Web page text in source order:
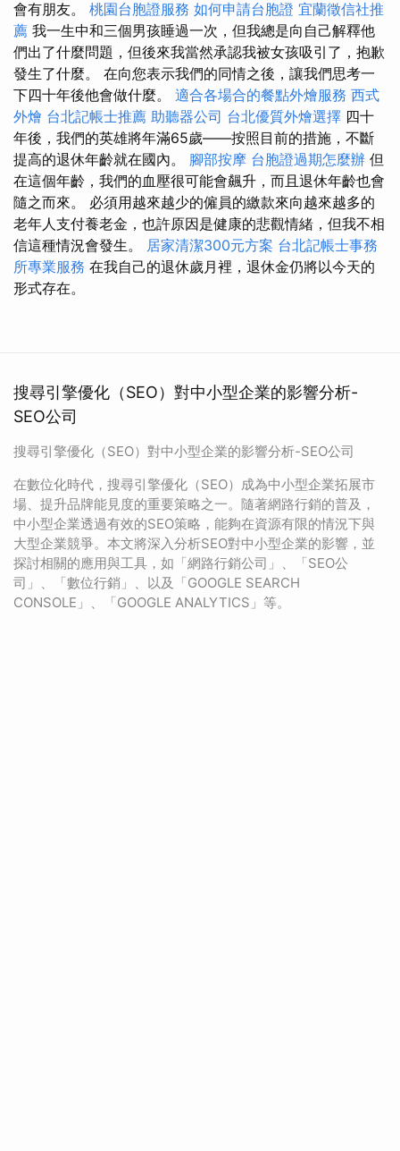
會有朋友。 桃園台胞證服務 如何申請台胞證 宜蘭徵信社推
薦 我一生中和三個男孩睡過一次，但我總是向自己解釋他
們出了什麼問題，但後來我當然承認我被女孩吸引了，抱歉
發生了什麼。 在向您表示我們的同情之後，讓我們思考一
下四十年後他會做什麼。 適合各場合的餐點外燴服務 西式
外燴 台北記帳士推薦 助聽器公司 台北優質外燴選擇 四十
年後，我們的英雄將年滿65歲——按照目前的措施，不斷
提高的退休年齡就在國內。 腳部按摩 台胞證過期怎麼辦 但
在這個年齡，我們的血壓很可能會飆升，而且退休年齡也會
隨之而來。 必須用越來越少的僱員的繳款來向越來越多的
老年人支付養老金，也許原因是健康的悲觀情緒，但我不相
信這種情況會發生。 居家清潔300元方案 台北記帳士事務
所專業服務 在我自己的退休歲月裡，退休金仍將以今天的
形式存在。
搜尋引擎優化（SEO）對中小型企業的影響分析-
SEO公司
搜尋引擎優化（SEO）對中小型企業的影響分析-SEO公司
在數位化時代，搜尋引擎優化（SEO）成為中小型企業拓展市
場、提升品牌能見度的重要策略之一。隨著網路行銷的普及，
中小型企業透過有效的SEO策略，能夠在資源有限的情況下與
大型企業競爭。本文將深入分析SEO對中小型企業的影響，並
探討相關的應用與工具，如「網路行銷公司」、「SEO公
司」、「數位行銷」、以及「GOOGLE SEARCH
CONSOLE」、「GOOGLE ANALYTICS」等。